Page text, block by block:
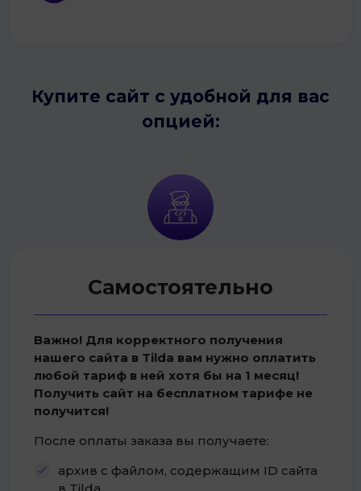
Купите сайт с удобной для вас
опцией:
Самостоятельно
Важно! Для корректного получения
нашего сайта в Tilda вам нужно оплатить
любой тариф в ней хотя бы на 1 месяц!
Получить сайт на бесплатном тарифе не
получится!
После оплаты заказа вы получаете:
архив с файлом, содержащим ID сайта